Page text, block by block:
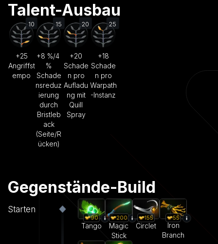
Talent-Ausbau
10
+25
Angriffst
empo
15
+8 %/4
%
Schade
nsreduz
ierung
durch
Bristleb
ack
(Seite/R
ücken)
20
+20
Schade
n pro
Aufladu
ng mit
Quill
Spray
25
+18
Schade
n pro
Warpath
-Instanz
Gegenstände-Build
Starten
90
Tango
200
Magic
Stick
155
Circlet
55
Iron
Branch